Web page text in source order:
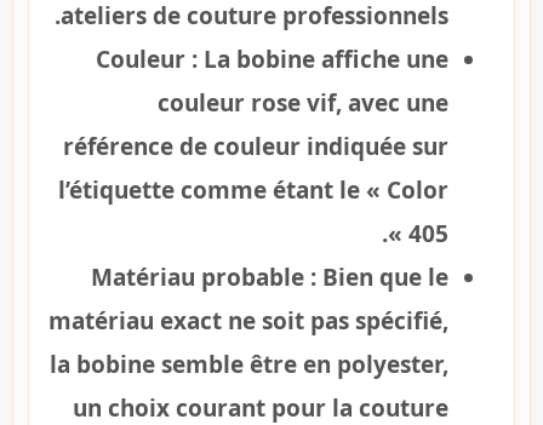
ateliers de couture professionnels.
Couleur : La bobine affiche une
couleur rose vif, avec une
référence de couleur indiquée sur
l’étiquette comme étant le « Color
405 ».
Matériau probable : Bien que le
matériau exact ne soit pas spécifié,
la bobine semble être en polyester,
un choix courant pour la couture